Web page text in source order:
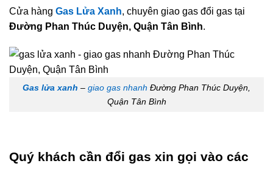
Cửa hàng Gas Lửa Xanh, chuyên giao gas đổi gas tại
Đường Phan Thúc Duyện, Quận Tân Bình.
Gas lửa xanh – giao gas nhanh Đường Phan Thúc Duyện,
Quận Tân Bình
Quý khách cần đổi gas xin gọi vào các